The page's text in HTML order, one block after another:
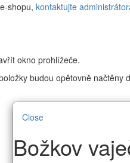
shopu, kontaktujte
okno prohlížeče.
budou opětovně načtěny
Close
Božkov